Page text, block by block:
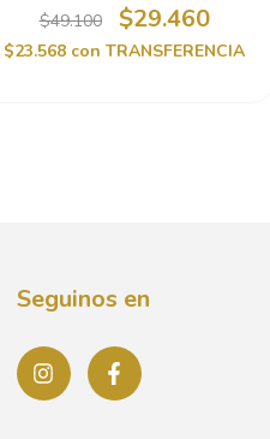
$49.100 $29.460
$23.568 con TRANSFERENCIA
Seguinos en